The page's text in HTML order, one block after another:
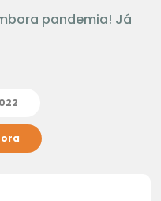
pandemia! Já